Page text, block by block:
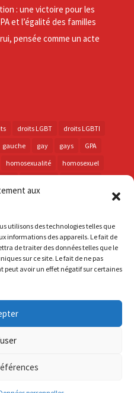
aux
utilisons des technologies telles que
informations des appareils. Le fait de
de traiter des données telles que le
sur ce site. Le fait de ne pas
peut avoir un effet négatif sur certaines
: une victoire pour les
et l’égalité des familles
pensée comme un acte
droits LGBT
droits LGBTI
gauche gay gays
GPA
homosexualité
homosexuel
propositions
prévention
UE
Union européenne